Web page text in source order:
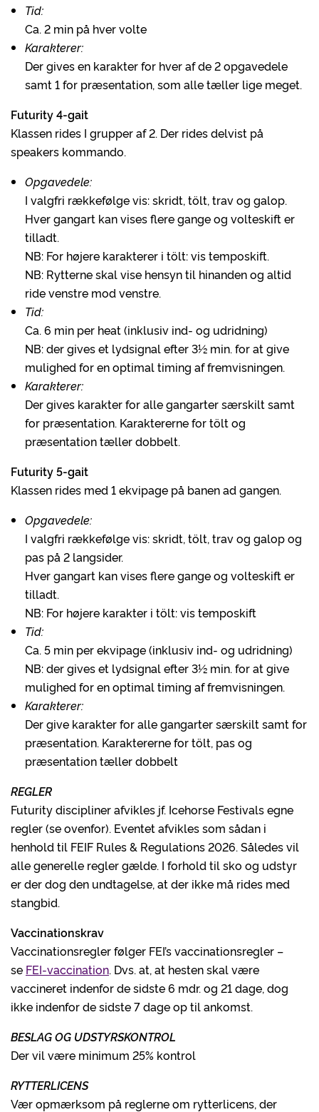
Tid:
Ca. 2 min på hver volte
Karakterer:
Der gives en karakter for hver af de 2 opgavedele
samt 1 for præsentation, som alle tæller lige meget.
Futurity 4-gait
Klassen rides I grupper af 2. Der rides delvist på
speakers kommando.
Opgavedele:
I valgfri rækkefølge vis: skridt, tölt, trav og galop.
Hver gangart kan vises flere gange og volteskift er
tilladt.
NB: For højere karakterer i tölt: vis temposkift.
NB: Rytterne skal vise hensyn til hinanden og altid
ride venstre mod venstre.
Tid:
Ca. 6 min per heat (inklusiv ind- og udridning)
NB: der gives et lydsignal efter 3½ min. for at give
mulighed for en optimal timing af fremvisningen.
Karakterer:
Der gives karakter for alle gangarter særskilt samt
for præsentation. Karaktererne for tölt og
præsentation tæller dobbelt.
Futurity 5-gait
Klassen rides med 1 ekvipage på banen ad gangen.
Opgavedele:
I valgfri rækkefølge vis: skridt, tölt, trav og galop og
pas på 2 langsider.
Hver gangart kan vises flere gange og volteskift er
tilladt.
NB: For højere karakter i tölt: vis temposkift
Tid:
Ca. 5 min per ekvipage (inklusiv ind- og udridning)
NB: der gives et lydsignal efter 3½ min. for at give
mulighed for en optimal timing af fremvisningen.
Karakterer:
Der give karakter for alle gangarter særskilt samt for
præsentation. Karaktererne for tölt, pas og
præsentation tæller dobbelt
REGLER
Futurity discipliner afvikles jf. Icehorse Festivals egne
regler (se ovenfor). Eventet afvikles som sådan i
henhold til FEIF Rules & Regulations 2026. Således vil
alle generelle regler gælde. I forhold til sko og udstyr
er der dog den undtagelse, at der ikke må rides med
stangbid.
Vaccinationskrav
Vaccinationsregler følger FEI’s vaccinationsregler –
se FEI-vaccination. Dvs. at, at hesten skal være
vaccineret indenfor de sidste 6 mdr. og 21 dage, dog
ikke indenfor de sidste 7 dage op til ankomst.
BESLAG OG UDSTYRSKONTROL
Der vil være minimum 25% kontrol
RYTTERLICENS
Vær opmærksom på reglerne om rytterlicens, der